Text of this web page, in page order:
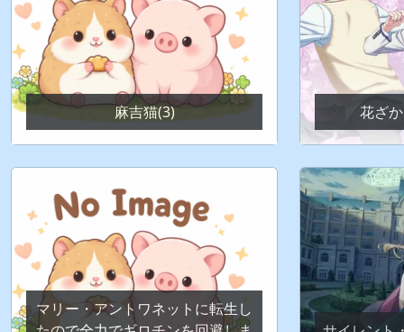
麻吉猫(3) 花ざ
マリー・アントワネットに転生し